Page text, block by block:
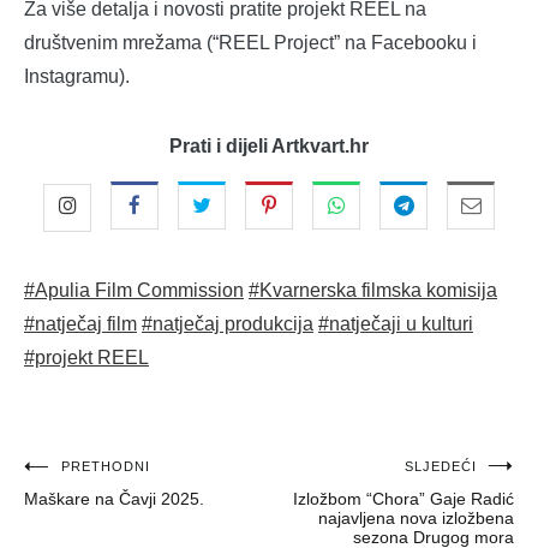
Za više detalja i novosti pratite projekt REEL na
društvenim mrežama (“REEL Project” na Facebooku i
Instagramu).
Prati i dijeli Artkvart.hr
#Apulia Film Commission #Kvarnerska filmska komisija
#natječaj film #natječaj produkcija #natječaji u kulturi
#projekt REEL
Navigacija
objava
PRETHODNI
Maškare na Čavji 2025.
SLJEDEĆI
Izložbom “Chora” Gaje Radić
najavljena nova izložbena
sezona Drugog mora